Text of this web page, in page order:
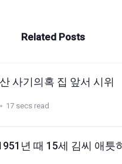
Related Posts
사기의혹 집 앞서 시위
17 secs read
년 때 15세 김씨 애틋